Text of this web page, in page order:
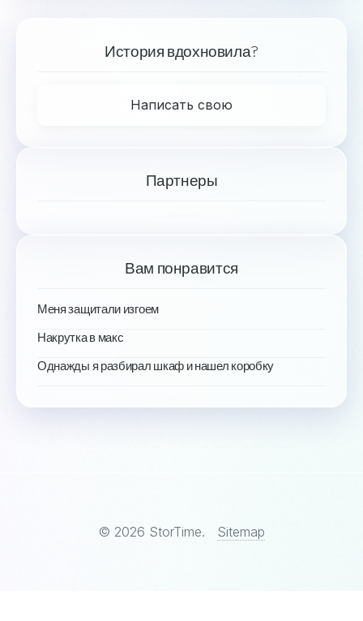
История вдохновила?
Написать свою
Партнеры
Вам понравится
Меня защитали изгоем
Накрутка в макс
Однажды я разбирал шкаф и нашел коробку
© 2026 StorTime. Sitemap